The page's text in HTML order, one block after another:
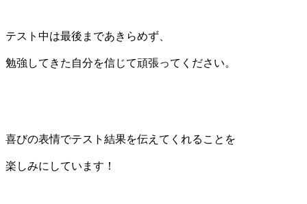
テスト中は最後まであきらめず、
勉強してきた自分を信じて頑張ってください。
喜びの表情でテスト結果を伝えてくれることを
楽しみにしています！